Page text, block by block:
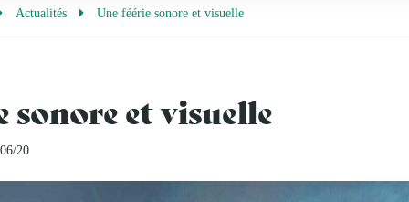
Actualités Une féérie sonore et visuelle
sonore et visuelle
20